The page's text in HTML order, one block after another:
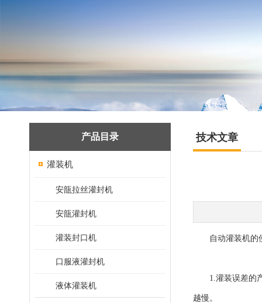
产品目录
灌装机
安瓿拉丝灌封机
安瓿灌封机
灌装封口机
口服液灌封机
液体灌装机
技术文章
自动灌装机的使
1.灌装误差的产
越慢。